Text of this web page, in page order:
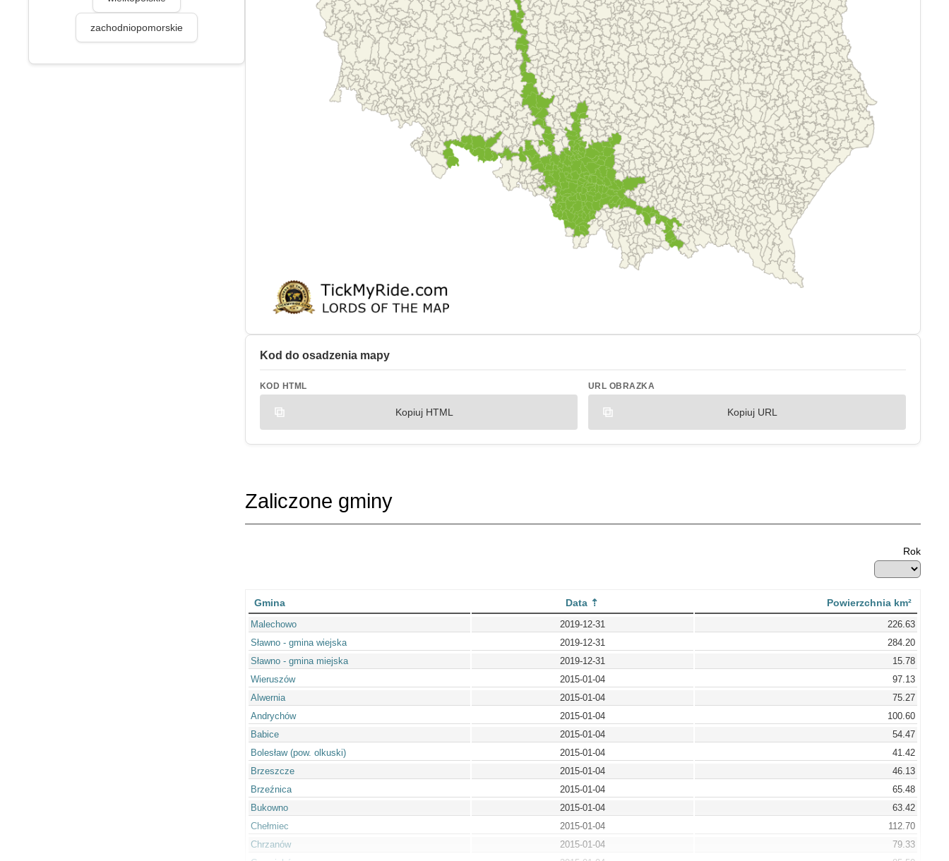
zachodniopomorskie
Kod do osadzenia mapy
KOD HTML
Kopiuj HTML
URL OBRAZKA
Kopiuj URL
Zaliczone gminy
Rok
Gmina Data Powierzchnia km²
Malechowo 2019-12-31
226.63
Sławno - gmina wiejska
2019-12-31
284.20
Sławno - gmina miejska
2019-12-31
15.78
Wieruszów
2015-01-04
97.13
Alwernia
2015-01-04
75.27
Andrychów
2015-01-04
100.60
Babice
2015-01-04
54.47
Bolesław (pow. olkuski)
2015-01-04
41.42
Brzeszcze
2015-01-04
46.13
Brzeźnica
2015-01-04
65.48
Bukowno
2015-01-04
63.42
Chełmiec
2015-01-04
112.70
Chrzanów
2015-01-04
79.33